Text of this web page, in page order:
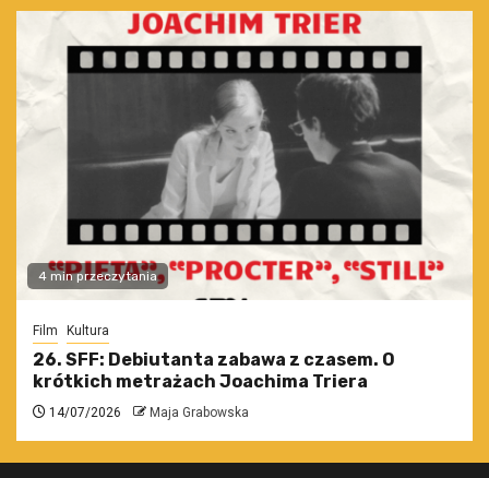
4 min przeczytania
Film Kultura
26. SFF: Debiutanta zabawa z czasem. O
krótkich metrażach Joachima Triera
14/07/2026 Maja Grabowska